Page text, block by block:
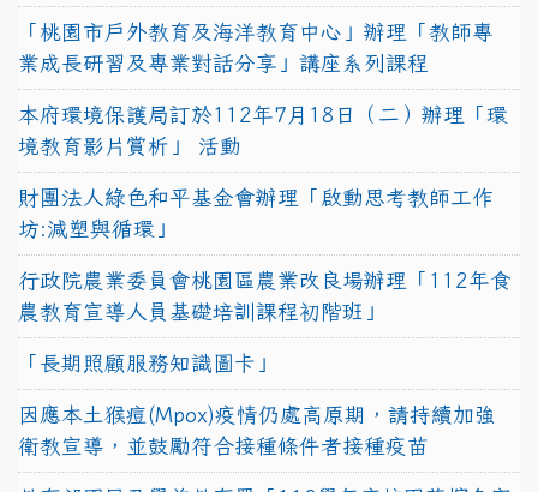
「桃園市戶外教育及海洋教育中心」辦理「教師專
業成長研習及專業對話分享」講座系列課程
本府環境保護局訂於112年7月18日（二）辦理「環
境教育影片賞析」 活動
財團法人綠色和平基金會辦理「啟動思考教師工作
坊:減塑與循環」
行政院農業委員會桃園區農業改良場辦理「112年食
農教育宣導人員基礎培訓課程初階班」
「長期照顧服務知識圖卡」
因應本土猴痘(Mpox)疫情仍處高原期，請持續加強
衛教宣導，並鼓勵符合接種條件者接種疫苗